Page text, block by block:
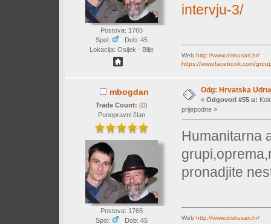
Postova: 1765
Spol:
Dob: 45
Lokacija: Osijek - Bilje
intervju-3/
Web http://www.diskusari.hr/
https://www.facebook.com/
mbogdan
Trade Count: (0)
Punopravni član
Postova: 1765
Spol:
Dob: 45
Odg: Hrvatska
« Odgovori #55 u:
prijepodne »
Humanitarna
pronadjite
Web http://www.diskusari.hr/